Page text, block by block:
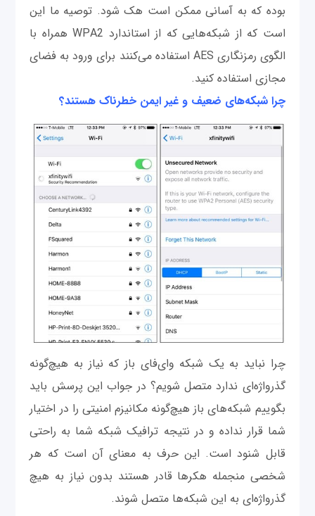
بوده که به آسانی ممکن است هک شود. توصیه ما این
است که از شبکه‌هایی که از استاندارد WPA2 همراه با
الگوی رمزنگاری AES استفاده می‌کنند برای ورود به فضای
مجازی استفاده کنید.
چرا شبکه‌های ضعیف و غیر ایمن خطرناک هستند؟
چرا نباید به یک شبکه وای‌فای باز که نیاز به هیچ‌گونه
گذرواژه‌ای ندارد متصل شویم؟ در جواب این پرسش باید
بگوییم شبکه‌های باز هیچ‌گونه مکانیزم امنیتی را در اختیار
شما قرار نداده و در نتیجه ترافیک شبکه شما به راحتی
قابل شنود است. این حرف به معنای آن است که هر
شخصی منجمله هکرها قادر هستند بدون نیاز به هیچ‌
گذرواژه‌ای به این شبکه‌ها متصل شوند.